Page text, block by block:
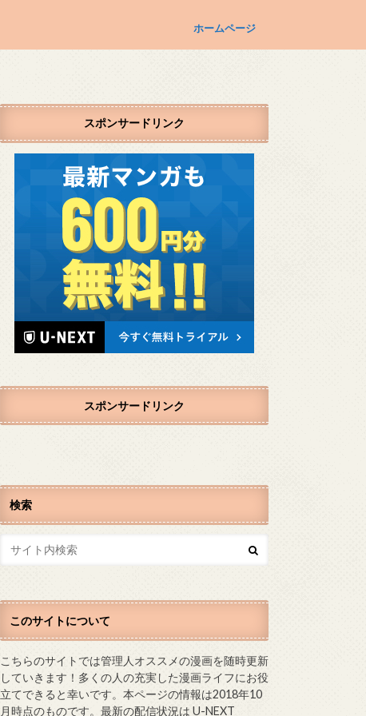
ホームページ
スポンサードリンク
スポンサードリンク
検索
このサイトについて
こちらのサイトでは管理人オススメの漫画を随時更新
していきます！多くの人の充実した漫画ライフにお役
立てできると幸いです。本ページの情報は2018年10
月時点のものです。最新の配信状況は U-NEXT